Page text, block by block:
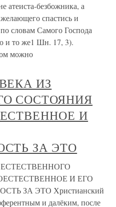
атеиста-безбожника, а
спастись и
словам Самого Господа
и то же1 Шн. 17, 3).
можно
ИЗ
СОСТОЯНИЯ
И
ЗА ЭТО
И ЕГО
ЗА ЭТО Христианский
и далёким, после